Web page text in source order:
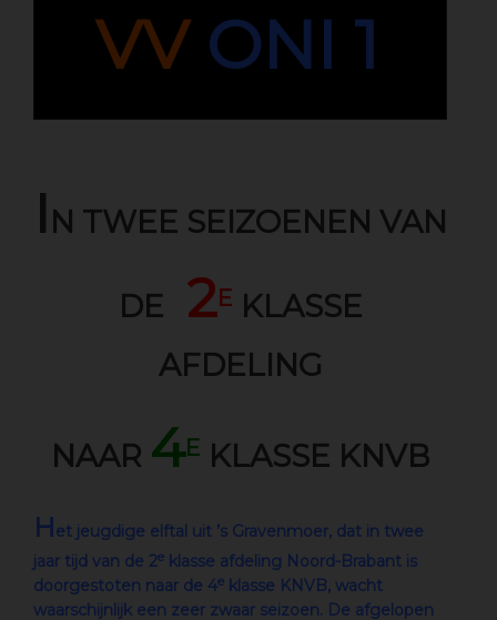
VV ONI 1
I N TWEE SEIZOENEN VAN
DE 2E KLASSE
AFDELING
NAAR 4E KLASSE KNVB
Het jeugdige elftal uit ’s Gravenmoer, dat in twee
jaar tijd van de 2e klasse afdeling Noord-Brabant is
doorgestoten naar de 4e klasse KNVB, wacht
waarschijnlijk een zeer zwaar seizoen. De afgelopen